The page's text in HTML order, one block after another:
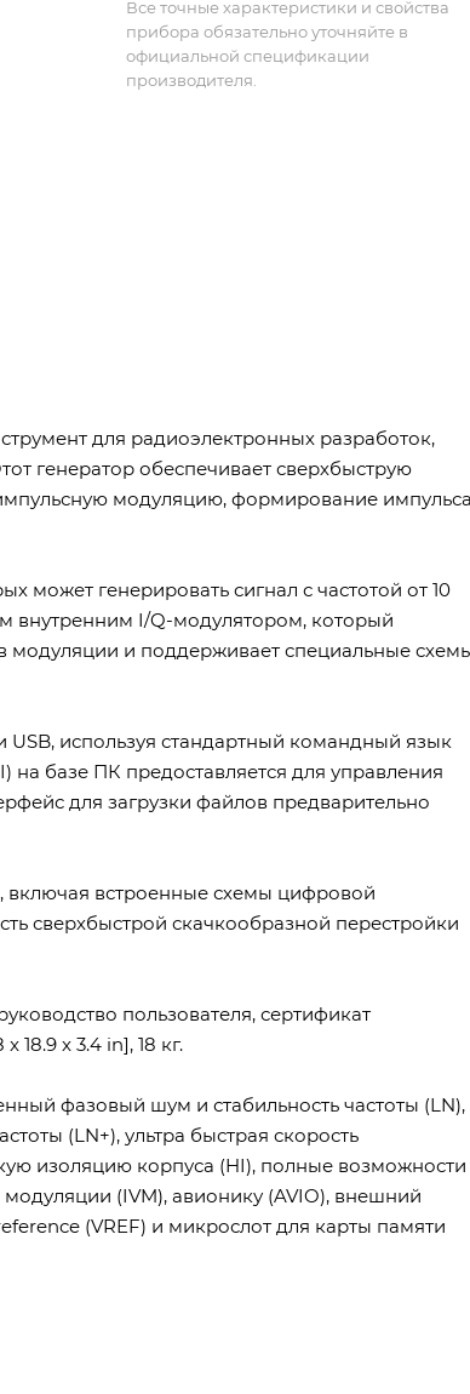
Все точные характеристики и свойства
прибора обязательно уточняйте в
официальной спецификации
производителя.
для радиоэлектронных разработок,
генератор обеспечивает сверхбыструю
модуляцию, формирование
может генерировать сигнал с частотой от 10
внутренним I/Q-модулятором, который
модуляции и поддерживает специальные
используя стандартный командный язык
на базе ПК предоставляется для управления
для загрузки файлов предварительно
включая встроенные схемы цифровой
сверхбыстрой скачкообразной перестройки
пользователя, сертификат
x 3.4 in], 18 кг.
фазовый шум и стабильность частоты (LN),
(LN+), ультра быстрая скорость
изоляцию корпуса (HI), полные возможности
(IVM), авионику (AVIO), внешний
(VREF) и микрослот для карты памяти